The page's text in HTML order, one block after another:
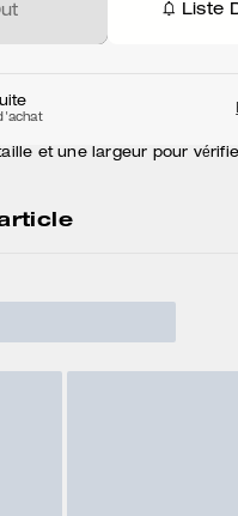
Liste
et une largeur pour